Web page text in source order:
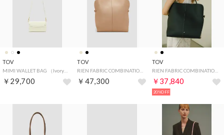
TOV
￥29,700
TOV
￥47,300
TOV
RIEN FABRIC COMBINATION M （Black）
￥37,840
20%OFF